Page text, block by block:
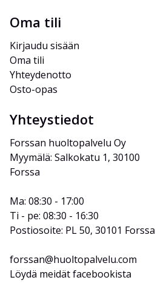
Oma tili
Kirjaudu sisään
Oma tili
Yhteydenotto
Osto-opas
Yhteystiedot
Forssan huoltopalvelu Oy
Myymälä: Salkokatu 1, 30100
Forssa
Ma: 08:30 - 17:00
Ti - pe: 08:30 - 16:30
Postiosoite: PL 50, 30101 Forssa
forssan@huoltopalvelu.com
Löydä meidät facebookista